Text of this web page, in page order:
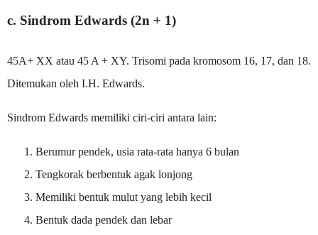
c. Sindrom Edwards (2n + 1)
45A+ XX atau 45 A + XY. Trisomi pada kromosom 16, 17, dan 18.
Ditemukan oleh I.H. Edwards.
Sindrom Edwards memiliki ciri-ciri antara lain:
Berumur pendek, usia rata-rata hanya 6 bulan
Tengkorak berbentuk agak lonjong
Memiliki bentuk mulut yang lebih kecil
Bentuk dada pendek dan lebar